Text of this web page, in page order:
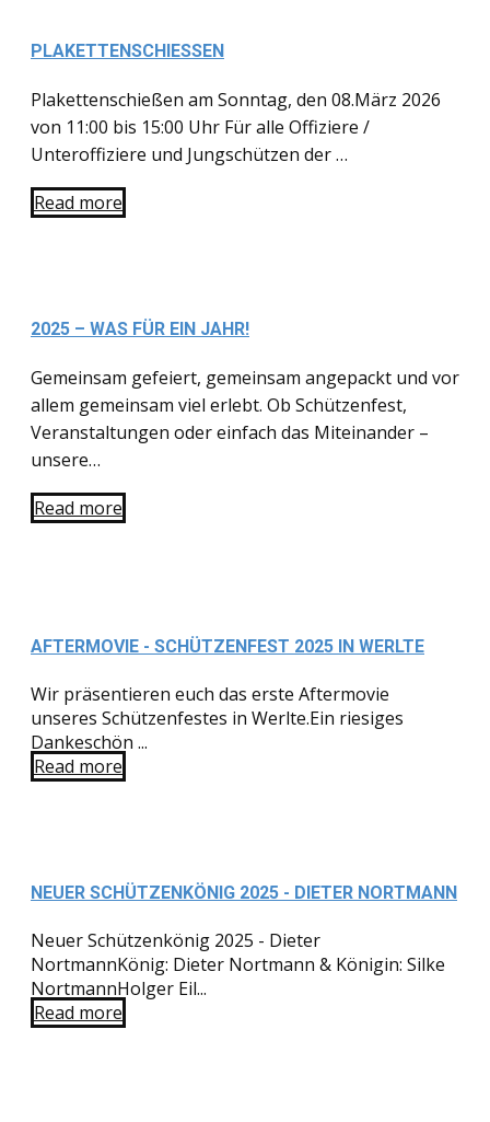
PLAKETTENSCHIESSEN
Plakettenschießen am Sonntag, den 08.März 2026
von 11:00 bis 15:00 Uhr Für alle Offiziere /
Unteroffiziere und Jungschützen der …
Read more
2025 – WAS FÜR EIN JAHR!
Gemeinsam gefeiert, gemeinsam angepackt und vor
allem gemeinsam viel erlebt. Ob Schützenfest,
Veranstaltungen oder einfach das Miteinander –
unsere…
Read more
AFTERMOVIE - SCHÜTZENFEST 2025 IN WERLTE
Wir präsentieren euch das erste Aftermovie
unseres Schützenfestes in Werlte.Ein riesiges
Dankeschön ...
Read more
NEUER SCHÜTZENKÖNIG 2025 - DIETER NORTMANN
Neuer Schützenkönig 2025 - Dieter
NortmannKönig: Dieter Nortmann & Königin: Silke
NortmannHolger Eil...
Read more